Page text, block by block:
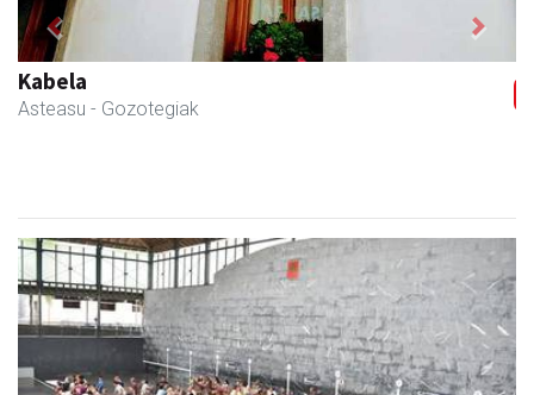
Li arropa eta osagarriak
Andoain - Arropa-dendak
Previous Next